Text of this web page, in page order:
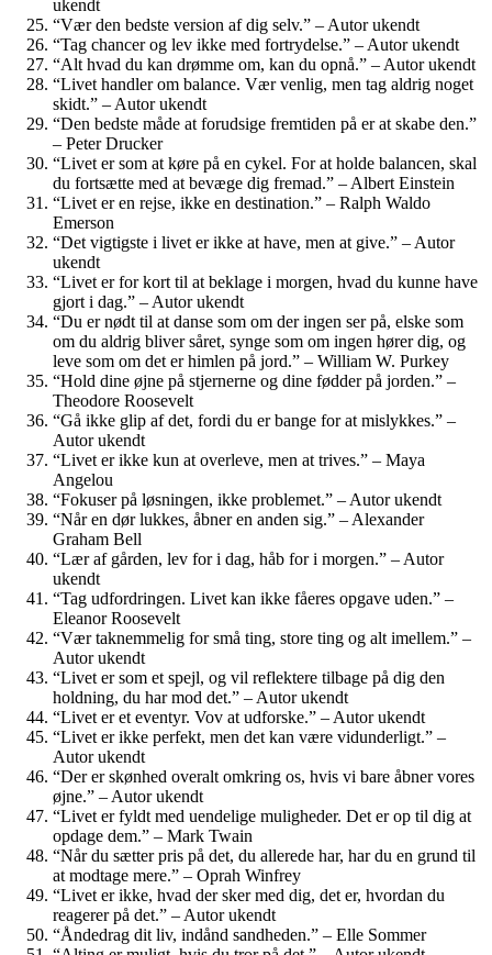
ukendt
“Vær den bedste version af dig selv.” – Autor ukendt
“Tag chancer og lev ikke med fortrydelse.” – Autor ukendt
“Alt hvad du kan drømme om, kan du opnå.” – Autor ukendt
“Livet handler om balance. Vær venlig, men tag aldrig noget
skidt.” – Autor ukendt
“Den bedste måde at forudsige fremtiden på er at skabe den.”
– Peter Drucker
“Livet er som at køre på en cykel. For at holde balancen, skal
du fortsætte med at bevæge dig fremad.” – Albert Einstein
“Livet er en rejse, ikke en destination.” – Ralph Waldo
Emerson
“Det vigtigste i livet er ikke at have, men at give.” – Autor
ukendt
“Livet er for kort til at beklage i morgen, hvad du kunne have
gjort i dag.” – Autor ukendt
“Du er nødt til at danse som om der ingen ser på, elske som
om du aldrig bliver såret, synge som om ingen hører dig, og
leve som om det er himlen på jord.” – William W. Purkey
“Hold dine øjne på stjernerne og dine fødder på jorden.” –
Theodore Roosevelt
“Gå ikke glip af det, fordi du er bange for at mislykkes.” –
Autor ukendt
“Livet er ikke kun at overleve, men at trives.” – Maya
Angelou
“Fokuser på løsningen, ikke problemet.” – Autor ukendt
“Når en dør lukkes, åbner en anden sig.” – Alexander
Graham Bell
“Lær af gården, lev for i dag, håb for i morgen.” – Autor
ukendt
“Tag udfordringen. Livet kan ikke fåeres opgave uden.” –
Eleanor Roosevelt
“Vær taknemmelig for små ting, store ting og alt imellem.” –
Autor ukendt
“Livet er som et spejl, og vil reflektere tilbage på dig den
holdning, du har mod det.” – Autor ukendt
“Livet er et eventyr. Vov at udforske.” – Autor ukendt
“Livet er ikke perfekt, men det kan være vidunderligt.” –
Autor ukendt
“Der er skønhed overalt omkring os, hvis vi bare åbner vores
øjne.” – Autor ukendt
“Livet er fyldt med uendelige muligheder. Det er op til dig at
opdage dem.” – Mark Twain
“Når du sætter pris på det, du allerede har, har du en grund til
at modtage mere.” – Oprah Winfrey
“Livet er ikke, hvad der sker med dig, det er, hvordan du
reagerer på det.” – Autor ukendt
“Åndedrag dit liv, indånd sandheden.” – Elle Sommer